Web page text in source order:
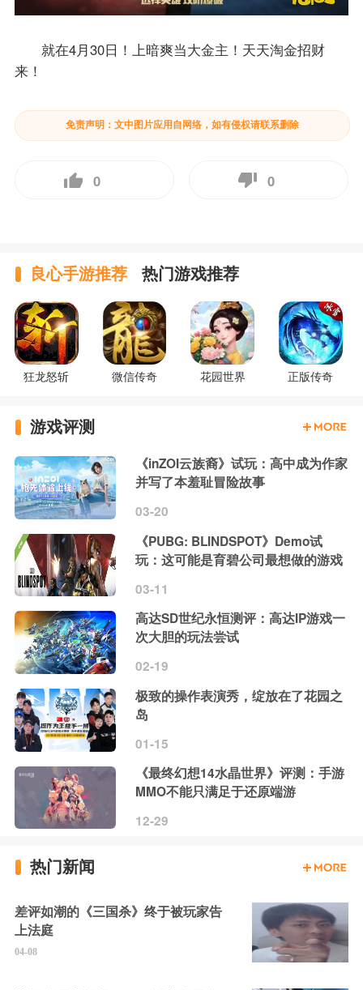
就在4月30日！上暗爽当大金主！天天淘金招财
来！
免责声明：文中图片应用自网络，如有侵权请联系删除
0 0
良心手游推荐 热门游戏推荐
狂龙怒斩 微信传奇 花园世界 正版传奇
游戏评测
《inZOI云族裔》试玩：高中成为作家
并写了本羞耻冒险故事
03-20
《PUBG: BLINDSPOT》Demo试
玩：这可能是育碧公司最想做的游戏
03-11
高达SD世纪永恒测评：高达IP游戏一
次大胆的玩法尝试
02-19
极致的操作表演秀，绽放在了花园之
岛
01-15
《最终幻想14水晶世界》评测：手游
MMO不能只满足于还原端游
12-29
热门新闻
差评如潮的《三国杀》终于被玩家告
上法庭
04-08